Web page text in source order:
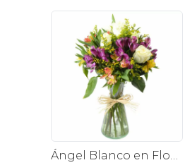
Ángel Blanco en Florero - rosas y mix de astromelias